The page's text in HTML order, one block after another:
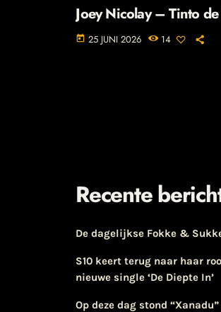
Joey Nicolay – Tinto
today 25 JUNI 2026 14
Recente
De dagelijkse Fokke &
S10 keert terug naar haar
nieuwe single ‘De Diepte In’
Op deze dag stond